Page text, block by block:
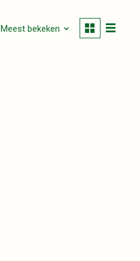
Meest bekeken